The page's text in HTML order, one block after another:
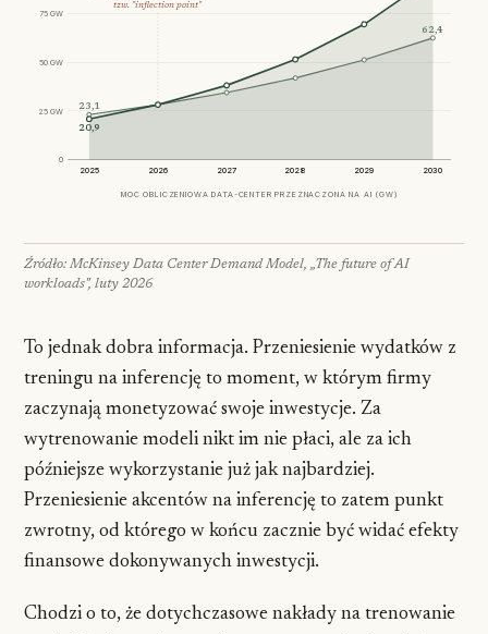
75 GW
50 GW
25 GW
0
tzw. "inflection point"
23,1
20,9
62,4
2025 2026 2027 2028 2029 2030
MOC OBLICZENIOWA DATA-CENTER PRZEZNACZONA NA AI (GW)
Źródło: McKinsey Data Center Demand Model, „The future of AI
workloads", luty 2026
To jednak dobra informacja. Przeniesienie wydatków z
treningu na inferencję to moment, w którym firmy
zaczynają monetyzować swoje inwestycje. Za
wytrenowanie modeli nikt im nie płaci, ale za ich
późniejsze wykorzystanie już jak najbardziej.
Przeniesienie akcentów na inferencję to zatem punkt
zwrotny, od którego w końcu zacznie być widać efekty
finansowe dokonywanych inwestycji.
Chodzi o to, że dotychczasowe nakłady na trenowanie